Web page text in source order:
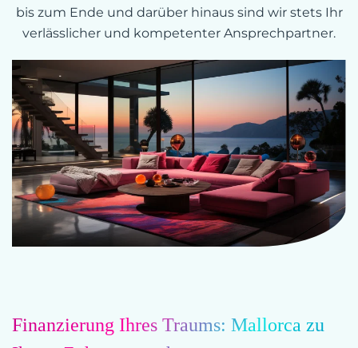
bis zum Ende und darüber hinaus sind wir stets Ihr
verlässlicher und kompetenter Ansprechpartner.
Finanzierung Ihres Traums: Mallorca zu